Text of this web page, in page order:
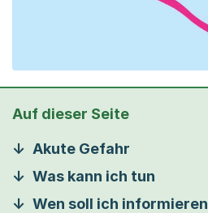
Auf dieser Seite
Akute Gefahr
Was kann ich tun
Wen soll ich informieren